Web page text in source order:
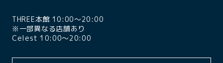
THREE本館 10:00〜20:00
※一部異なる店舗あり
Celest 10:00〜20:00